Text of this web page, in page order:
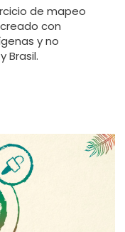
de mapeo
con
y no
Brasil.